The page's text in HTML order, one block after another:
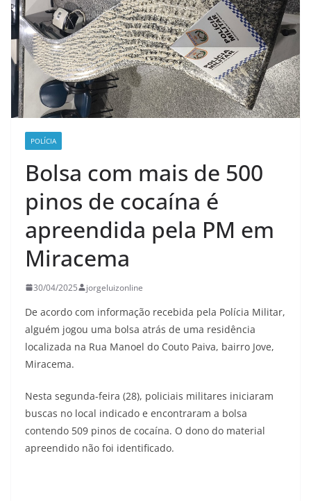
POLÍCIA
Bolsa com mais de 500
pinos de cocaína é
apreendida pela PM em
Miracema
30/04/2025 jorgeluizonline
De acordo com informação recebida pela Polícia Militar,
alguém jogou uma bolsa atrás de uma residência
localizada na Rua Manoel do Couto Paiva, bairro Jove,
Miracema.
Nesta segunda-feira (28), policiais militares iniciaram
buscas no local indicado e encontraram a bolsa
contendo 509 pinos de cocaína. O dono do material
apreendido não foi identificado.